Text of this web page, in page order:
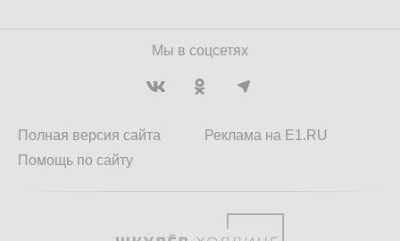
Мы в соцсетях
Полная версия сайта
Помощь по сайту
Реклама на E1.RU